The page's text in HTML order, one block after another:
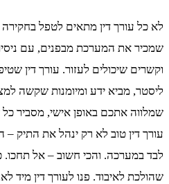
לא כל עורך דין מתאים לטפל
שמכיר את המערכת מבפנים, עם
וקשרים שיכולים לעזור. עורך דין
ליסטר, מביא ידע ומיומנות שקשה
שמלווה אתכם באופן אישי, מסביר כל
עורך דין טוב לא רק ינהל את התיק
לבד במערכה. והכי חשוב – אל
שהולכת לאיבוד. פנו לעורך דין מיד